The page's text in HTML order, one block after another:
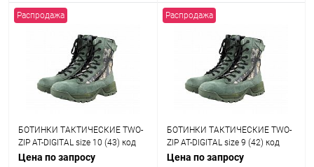
Распродажа
БОТИНКИ ТАКТИЧЕСКИЕ TWO-
ZIP AT-DIGITAL size 10 (43) код
sturm 12822270
Цена по запросу
Распродажа
БОТИНКИ ТАКТИЧЕСКИЕ TWO-
ZIP AT-DIGITAL size 9 (42) код
sturm 12822270
Цена по запросу